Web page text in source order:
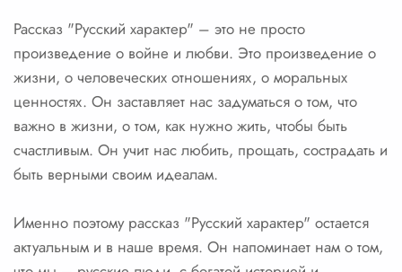
Рассказ "Русский характер" – это не просто
произведение о войне и любви. Это произведение о
жизни, о человеческих отношениях, о моральных
ценностях. Он заставляет нас задуматься о том, что
важно в жизни, о том, как нужно жить, чтобы быть
счастливым. Он учит нас любить, прощать, сострадать и
быть верными своим идеалам.
Именно поэтому рассказ "Русский характер" остается
актуальным и в наше время. Он напоминает нам о том,